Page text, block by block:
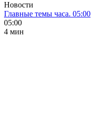
Новости
Главные темы часа. 05:00
05:00
4 мин